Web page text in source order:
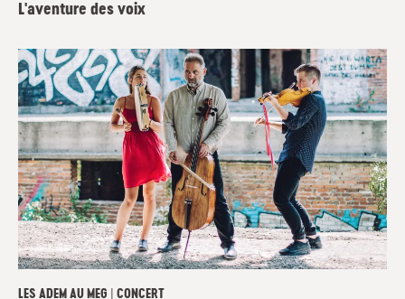
L'aventure des voix
LES ADEM AU MEG | CONCERT